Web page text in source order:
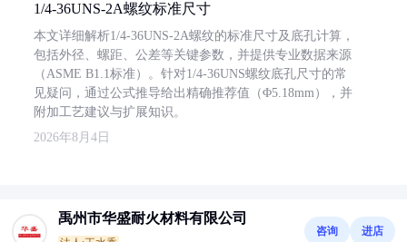
1/4-36UNS-2A螺纹标准尺寸
本文详细解析1/4-36UNS-2A螺纹的标准尺寸及底孔计算，
包括外径、螺距、公差等关键参数，并提供专业数据来源
（ASME B1.1标准）。针对1/4-36UNS螺纹底孔尺寸的常
见疑问，通过公式推导给出精确推荐值（Φ5.18mm），并
附加工艺建议与扩展知识。
2026年8月4日
禹州市华盛耐火材料有限公司
咨询 进店